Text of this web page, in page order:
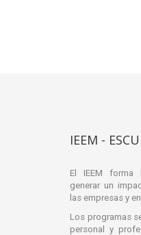
IEEM -
El IEEM forma
generar un
las empresas y
Los programas
personal y